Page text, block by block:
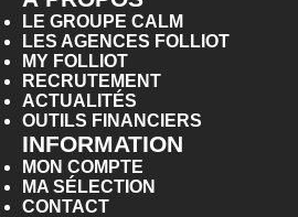
LE GROUPE CALM
LES AGENCES FOLLIOT
MY FOLLIOT
RECRUTEMENT
ACTUALITÉS
OUTILS FINANCIERS
INFORMATION
MON COMPTE
MA SÉLECTION
CONTACT